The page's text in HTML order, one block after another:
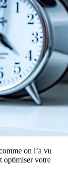
on l’a vu
optimiser votre